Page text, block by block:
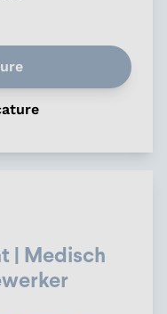
| Medisch